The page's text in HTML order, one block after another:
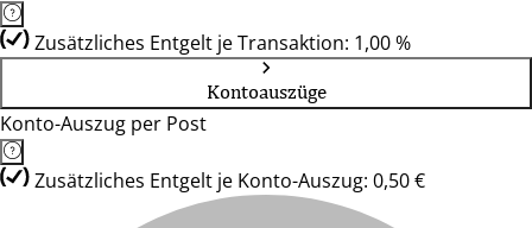
Zusätzliches Entgelt je Transaktion: 1,00 %
Kontoauszüge
Konto-Auszug per Post
Zusätzliches Entgelt je Konto-Auszug: 0,50 €